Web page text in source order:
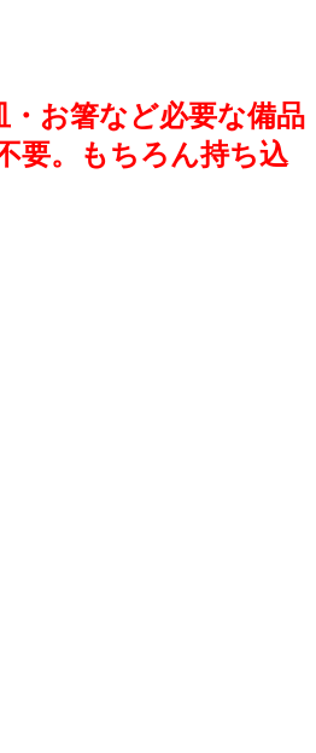
お箸など必要な備品
要。もちろん持ち込